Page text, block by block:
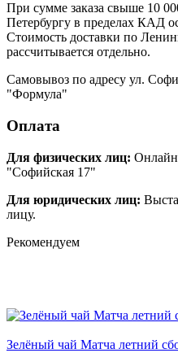
При сумме заказа свыше 10
Петербургу в пределах КАД
Стоимость доставки по
рассчитывается отдельно.
Самовывоз по адресу ул.
"Формула"
Оплата
Для физических лиц:
"Софийская 17"
Для юридических лиц:
лицу.
Рекомендуем
Зелёный чай Матча летний